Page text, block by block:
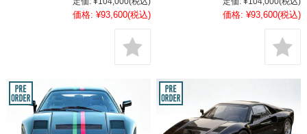
価格: ¥93,600(税込) 価格: ¥93,600(税込)